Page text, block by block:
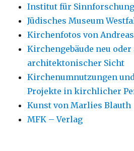
Institut für
Jüdisches Museum
Kirchenfotos von
Kirchengebäude neu
architektonischer Sicht
Kirchenumnutzungen
Projekte in kirchlicher
Kunst von Marlies Blauth
MFK – Verlag